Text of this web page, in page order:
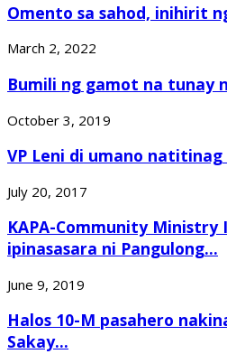
Omento sa sahod, inihirit
March 2, 2022
Bumili ng gamot na tunay
October 3, 2019
VP Leni di umano natitinag
July 20, 2017
KAPA-Community
ipinasasara ni Pangulong...
June 9, 2019
Halos 10-M pasahero
Sakay...